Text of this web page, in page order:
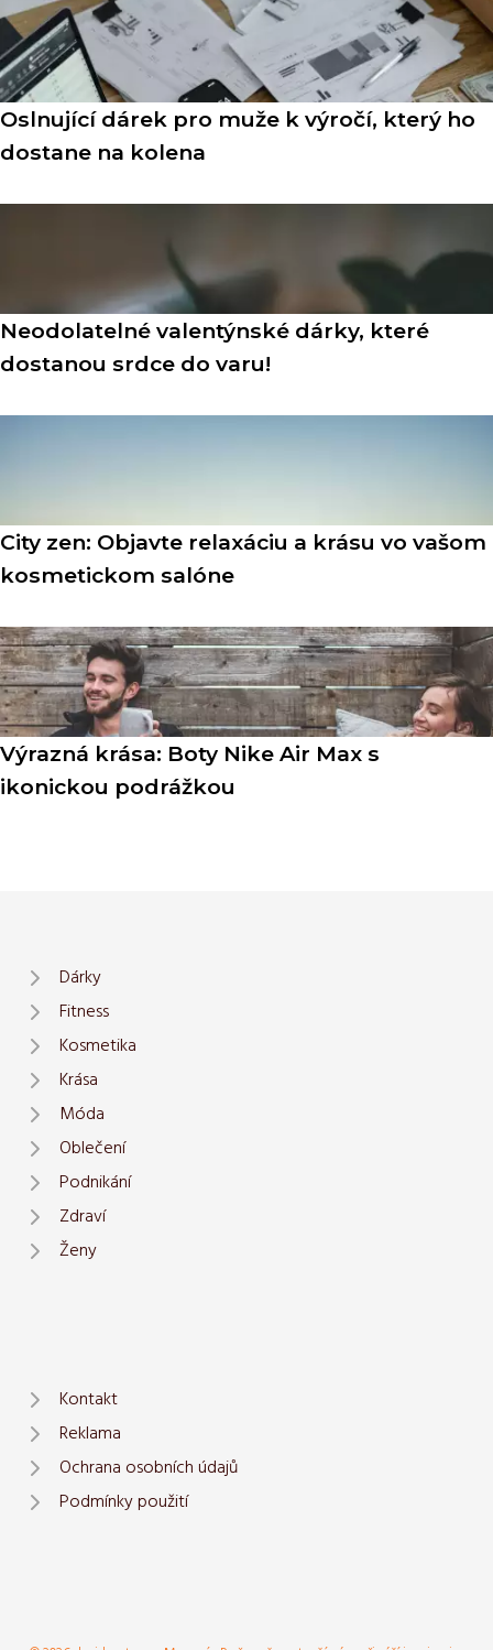
Oslnující dárek pro muže k výročí, který ho
dostane na kolena
Neodolatelné valentýnské dárky, které
dostanou srdce do varu!
City zen: Objavte relaxáciu a krásu vo vašom
kosmetickom salóne
Výrazná krása: Boty Nike Air Max s
ikonickou podrážkou
Dárky
Fitness
Kosmetika
Krása
Móda
Oblečení
Podnikání
Zdraví
Ženy
Kontakt
Reklama
Ochrana osobních údajů
Podmínky použití